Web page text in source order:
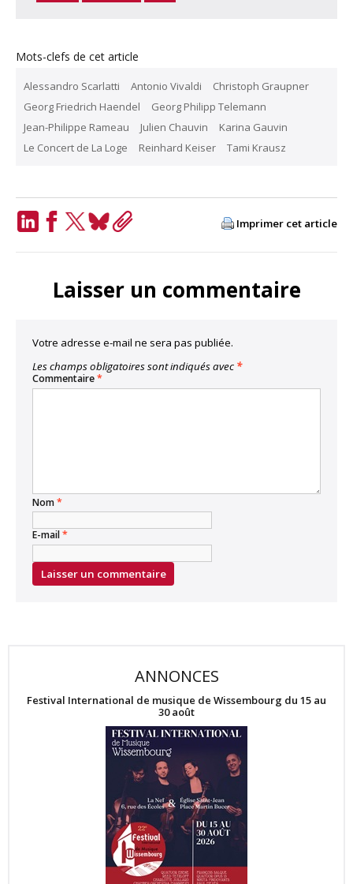
Mots-clefs de cet article
Alessandro Scarlatti Antonio Vivaldi
Christoph Graupner
Georg Friedrich Haendel
Georg Philipp Telemann
Jean-Philippe Rameau
Julien Chauvin
Karina Gauvin
Le Concert de La Loge
Reinhard Keiser Tami Krausz
Imprimer cet article
Laisser un commentaire
Votre adresse e-mail ne sera pas publiée.
Les champs obligatoires sont indiqués avec *
Commentaire*
Nom*
E-mail*
ANNONCES
Festival International de musique de Wissembourg du 15 au
30 août